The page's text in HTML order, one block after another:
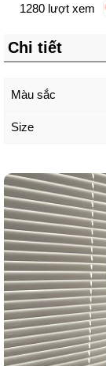
1280 lượt xem
Chi tiết
Màu sắc
Size